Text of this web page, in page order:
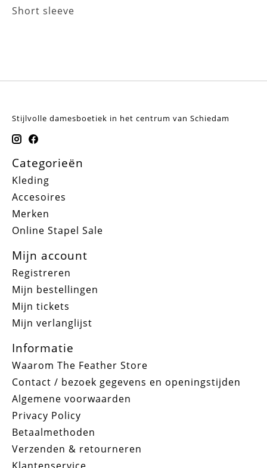
Short sleeve
Stijlvolle damesboetiek in het centrum van Schiedam
Categorieën
Kleding
Accesoires
Merken
Online Stapel Sale
Mijn account
Registreren
Mijn bestellingen
Mijn tickets
Mijn verlanglijst
Informatie
Waarom The Feather Store
Contact / bezoek gegevens en openingstijden
Algemene voorwaarden
Privacy Policy
Betaalmethoden
Verzenden & retourneren